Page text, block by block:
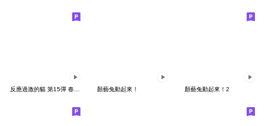
顏藝兔動起來！ 顏藝兔動起來！2